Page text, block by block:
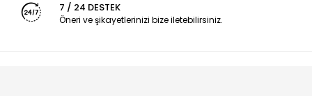
7 / 24 DESTEK
Öneri ve şikayetlerinizi bize iletebilirsiniz.